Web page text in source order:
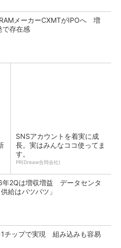
メーカーCXMTがIPOへ 増
で存在感
SNSアカウントを着実に成
長。実はみんなココ使ってま
す。
PR(Dreaw合同会社)
年2Qは増収増益 データセンタ
給はパツパツ」
チップで実現 組み込みも容易